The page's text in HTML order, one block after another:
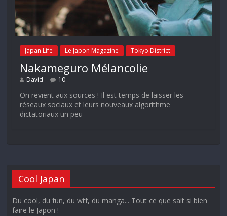
Japan Life Le Japon Magazine Tokyo District
Nakameguro Mélancolie
David 10
On revient aux sources ! Il est temps de laisser les
réseaux sociaux et leurs nouveaux algorithme
dictatoriaux un peu
Cool Japan
Du cool, du fun, du wtf, du manga... Tout ce que sait si bien
faire le Japon !